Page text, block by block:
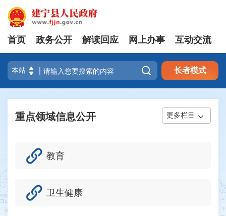
首页 政务公开 解读回应 网上办事 互动交流
 长者模式
重点领域信息公开 更多栏目
教育
卫生健康